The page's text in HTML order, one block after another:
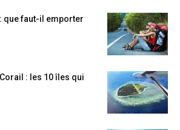
que faut-il emporter
: les 10 îles qui